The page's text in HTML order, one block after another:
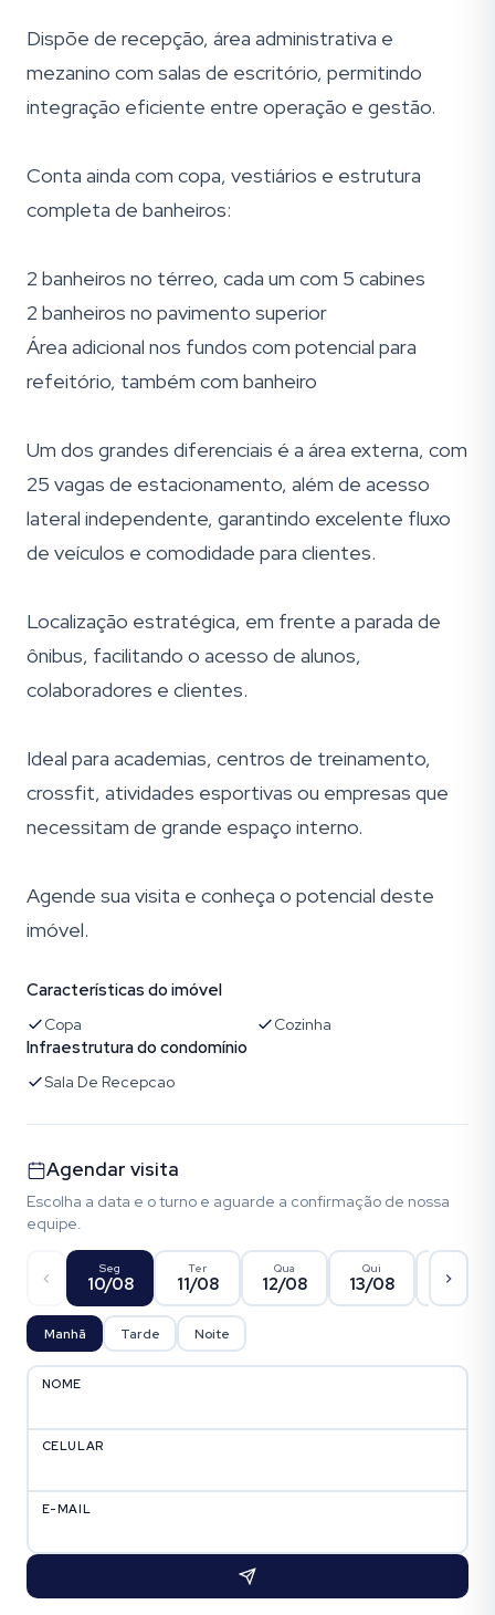
Dispõe de recepção, área administrativa e
mezanino com salas de escritório, permitindo
integração eficiente entre operação e gestão.
Conta ainda com copa, vestiários e estrutura
completa de banheiros:
2 banheiros no térreo, cada um com 5 cabines
2 banheiros no pavimento superior
Área adicional nos fundos com potencial para
refeitório, também com banheiro
Um dos grandes diferenciais é a área externa, com
25 vagas de estacionamento, além de acesso
lateral independente, garantindo excelente fluxo
de veículos e comodidade para clientes.
Localização estratégica, em frente a parada de
ônibus, facilitando o acesso de alunos,
colaboradores e clientes.
Ideal para academias, centros de treinamento,
crossfit, atividades esportivas ou empresas que
necessitam de grande espaço interno.
Agende sua visita e conheça o potencial deste
imóvel.
Características do imóvel
Copa Cozinha
Infraestrutura do condomínio
Sala De Recepcao
Agendar visita
Escolha a data e o turno e aguarde a confirmação de nossa
equipe.
Seg
10/08
Ter
11/08
Qua
12/08
Qui
13/08 14/08
Manhã Tarde Noite
NOME
CELULAR
E-MAIL